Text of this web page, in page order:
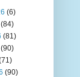
(6)
(84)
(81)
(90)
(90)